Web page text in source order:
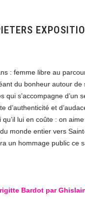
: femme libre au
du bonheur autour
s’accompagne d’un
d’authenticité et
lui en coûte : on
monde entier vers
un hommage public